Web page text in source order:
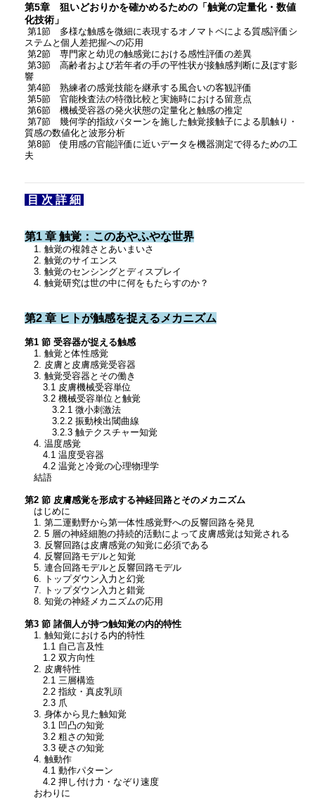
第5章 狙いどおりかを確かめるための「触覚の定量化・数値
化技術」
第1節 多様な触感を微細に表現するオノマトペによる質感評価シ
ステムと個人差把握への応用
第2節 専門家と幼児の触感覚における感性評価の差異
第3節 高齢者および若年者の手の平性状が接触感判断に及ぼす影
響
第4節 熟練者の感覚技能を継承する風合いの客観評価
第5節 官能検査法の特徴比較と実施時における留意点
第6節 機械受容器の発火状態の定量化と触感の推定
第7節 幾何学的指紋パターンを施した触覚接触子による肌触り・
質感の数値化と波形分析
第8節 使用感の官能評価に近いデータを機器測定で得るための工
夫
目 次 詳 細
第1 章 触覚：このあやふやな世界
1. 触覚の複雑さとあいまいさ
2. 触覚のサイエンス
3. 触覚のセンシングとディスプレイ
4. 触覚研究は世の中に何をもたらすのか？
第2 章 ヒトが触感を捉えるメカニズム
第1 節 受容器が捉える触感
1. 触覚と体性感覚
2. 皮膚と皮膚感覚受容器
3. 触覚受容器とその働き
3.1 皮膚機械受容単位
3.2 機械受容単位と触覚
3.2.1 微小刺激法
3.2.2 振動検出閾曲線
3.2.3 触テクスチャー知覚
4. 温度感覚
4.1 温度受容器
4.2 温覚と冷覚の心理物理学
結語
第2 節 皮膚感覚を形成する神経回路とそのメカニズム
はじめに
1. 第二運動野から第一体性感覚野への反響回路を発見
2. 5 層の神経細胞の持続的活動によって皮膚感覚は知覚される
3. 反響回路は皮膚感覚の知覚に必須である
4. 反響回路モデルと知覚
5. 連合回路モデルと反響回路モデル
6. トップダウン入力と幻覚
7. トップダウン入力と錯覚
8. 知覚の神経メカニズムの応用
第3 節 諸個人が持つ触知覚の内的特性
1. 触知覚における内的特性
1.1 自己言及性
1.2 双方向性
2. 皮膚特性
2.1 三層構造
2.2 指紋・真皮乳頭
2.3 爪
3. 身体から見た触知覚
3.1 凹凸の知覚
3.2 粗さの知覚
3.3 硬さの知覚
4. 触動作
4.1 動作パターン
4.2 押し付け力・なぞり速度
おわりに